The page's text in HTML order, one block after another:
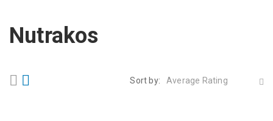
Nutrakos
Sort by: Average Rating